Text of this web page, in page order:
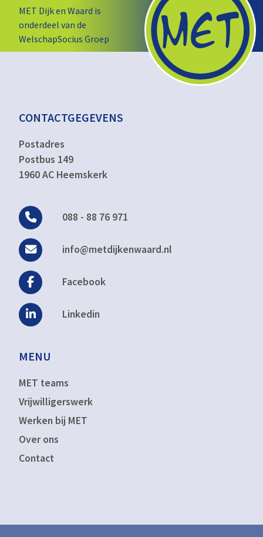
MET Dijk en Waard is
onderdeel van de
WelschapSocius Groep
CONTACTGEGEVENS
Postadres
Postbus 149
1960 AC Heemskerk
088 - 88 76 971
info@metdijkenwaard.nl
Facebook
Linkedin
MENU
MET teams
Vrijwilligerswerk
Werken bij MET
Over ons
Contact